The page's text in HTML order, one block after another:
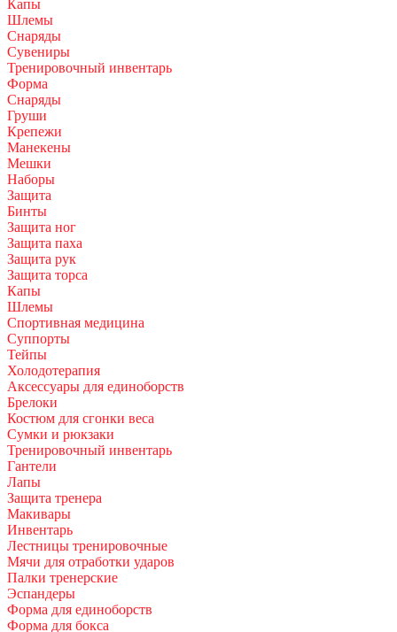
Капы
Шлемы
Снаряды
Сувениры
Тренировочный инвентарь
Форма
Снаряды
Груши
Крепежи
Манекены
Мешки
Наборы
Защита
Бинты
Защита ног
Защита паха
Защита рук
Защита торса
Капы
Шлемы
Спортивная медицина
Суппорты
Тейпы
Холодотерапия
Аксессуары для единоборств
Брелоки
Костюм для сгонки веса
Сумки и рюкзаки
Тренировочный инвентарь
Гантели
Лапы
Защита тренера
Макивары
Инвентарь
Лестницы тренировочные
Мячи для отработки ударов
Палки тренерские
Эспандеры
Форма для единоборств
Форма для бокса